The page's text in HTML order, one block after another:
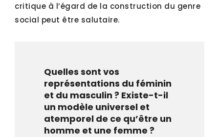
critique à l’égard de la construction du genre
social peut être salutaire.
Quelles sont vos
représentations du féminin
et du masculin ? Existe-t-il
un modèle universel et
atemporel de ce qu’être un
homme et une femme ?